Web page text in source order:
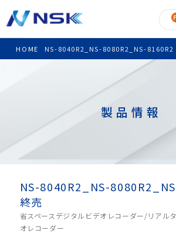
HOME NS-8040R2_NS-8080R2_NS-
製品情報
NS-8040R2_NS-
終売
省スペースデジタルビデオレコーダー/リアル
オレコーダー